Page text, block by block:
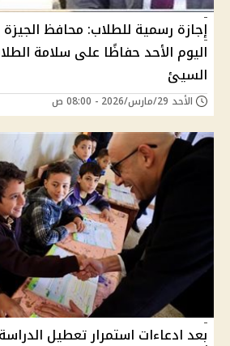
إجازة رسمية للطلاب: محافظ الجيزة
اليوم الأحد حفاظًا على سلامة
السيئ
الأحد 29/مارس/2026 - 08:00 ص
بعد ادعاءات استمرار تعطيل